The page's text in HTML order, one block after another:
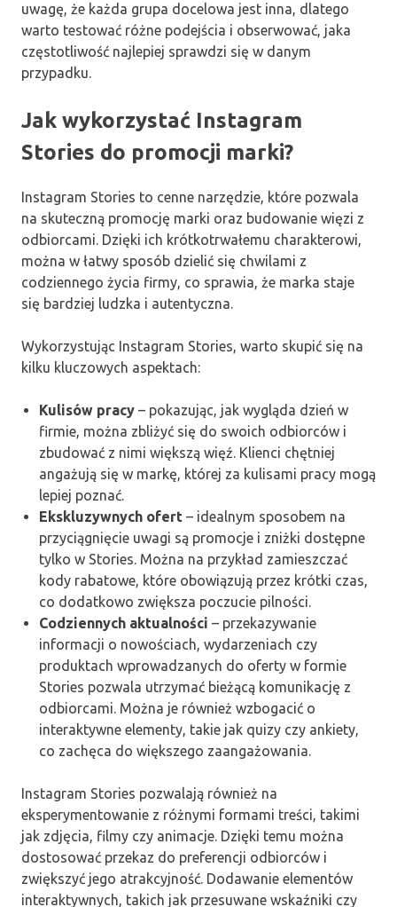
uwagę, że każda grupa docelowa jest inna, dlatego
warto testować różne podejścia i obserwować, jaka
częstotliwość najlepiej sprawdzi się w danym
przypadku.
Jak wykorzystać Instagram
Stories do promocji marki?
Instagram Stories to cenne narzędzie, które pozwala
na skuteczną promocję marki oraz budowanie więzi z
odbiorcami. Dzięki ich krótkotrwałemu charakterowi,
można w łatwy sposób dzielić się chwilami z
codziennego życia firmy, co sprawia, że marka staje
się bardziej ludzka i autentyczna.
Wykorzystując Instagram Stories, warto skupić się na
kilku kluczowych aspektach:
Kulisów pracy – pokazując, jak wygląda dzień w
firmie, można zbliżyć się do swoich odbiorców i
zbudować z nimi większą więź. Klienci chętniej
angażują się w markę, której za kulisami pracy mogą
lepiej poznać.
Ekskluzywnych ofert – idealnym sposobem na
przyciągnięcie uwagi są promocje i zniżki dostępne
tylko w Stories. Można na przykład zamieszczać
kody rabatowe, które obowiązują przez krótki czas,
co dodatkowo zwiększa poczucie pilności.
Codziennych aktualności – przekazywanie
informacji o nowościach, wydarzeniach czy
produktach wprowadzanych do oferty w formie
Stories pozwala utrzymać bieżącą komunikację z
odbiorcami. Można je również wzbogacić o
interaktywne elementy, takie jak quizy czy ankiety,
co zachęca do większego zaangażowania.
Instagram Stories pozwalają również na
eksperymentowanie z różnymi formami treści, takimi
jak zdjęcia, filmy czy animacje. Dzięki temu można
dostosować przekaz do preferencji odbiorców i
zwiększyć jego atrakcyjność. Dodawanie elementów
interaktywnych, takich jak przesuwane wskaźniki czy